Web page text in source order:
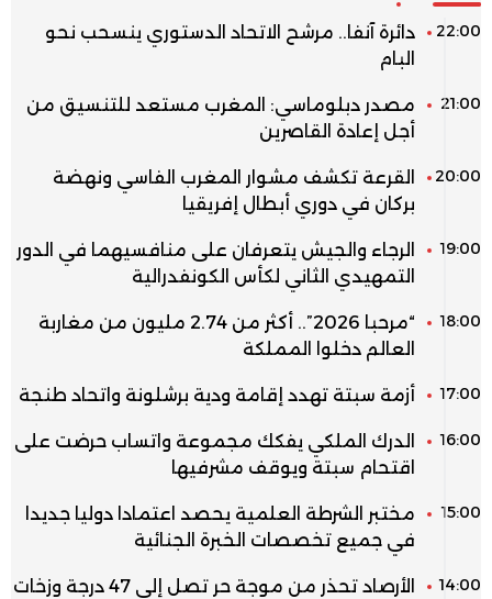
22:00
دائرة آنفا.. مرشح الاتحاد الدستوري ينسحب نحو
البام
21:00
مصدر دبلوماسي: المغرب مستعد للتنسيق من
أجل إعادة القاصرين
20:00
القرعة تكشف مشوار المغرب الفاسي ونهضة
بركان في دوري أبطال إفريقيا
19:00
الرجاء والجيش يتعرفان على منافسيهما في الدور
التمهيدي الثاني لكأس الكونفدرالية
18:00
“مرحبا 2026”.. أكثر من 2.74 مليون من مغاربة
العالم دخلوا المملكة
17:00 أزمة سبتة تهدد إقامة ودية برشلونة واتحاد طنجة
16:00
الدرك الملكي يفكك مجموعة واتساب حرضت على
اقتحام سبتة ويوقف مشرفيها
15:00
مختبر الشرطة العلمية يحصد اعتمادا دوليا جديدا
في جميع تخصصات الخبرة الجنائية
14:00
الأرصاد تحذر من موجة حر تصل إلى 47 درجة وزخات